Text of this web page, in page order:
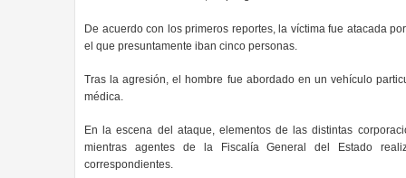
De acuerdo con los primeros reportes, la víctima fue atacada
el que presuntamente iban cinco personas.
Tras la agresión, el hombre fue abordado en un vehículo
médica.
En la escena del ataque, elementos de las distintas
mientras agentes de la Fiscalía General del Estado
correspondientes.